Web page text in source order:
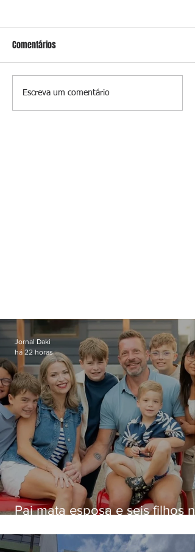
Comentários
Escreva um comentário
Pai mata esposa e seis filhos
Jornal Daki
há 22 horas